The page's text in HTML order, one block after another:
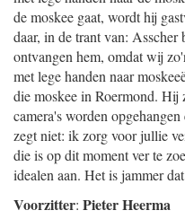
de moskee gaat, wordt hij
daar, in de trant van:
ontvangen hem, omdat wij
met lege handen naar
die moskee in Roermond.
camera's worden
zegt niet: ik zorg voor jullie
die is op dit moment ver te
idealen aan. Het is jammer
Voorzitter: Pieter Heerma